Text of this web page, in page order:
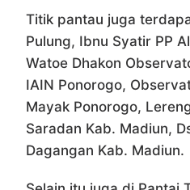
Titik pantau juga
Pulung, Ibnu Syatir PP
Watoe Dhakon
IAIN Ponorogo,
Mayak Ponorogo,
Saradan Kab. Madiun,
Dagangan Kab. Madiun.